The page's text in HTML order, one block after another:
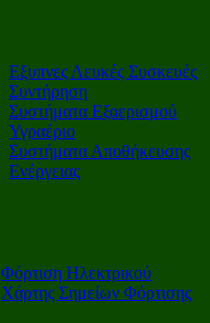
Εξυπνες Λευκές Συσκευές
Συντήρηση
Συστήματα Εξαερισμού
Υγραέριο
Συστήματα Αποθήκευσης
Ενέργειας
Φόρτιση Ηλεκτρικού
Χάρτης Σημείων Φόρτισης